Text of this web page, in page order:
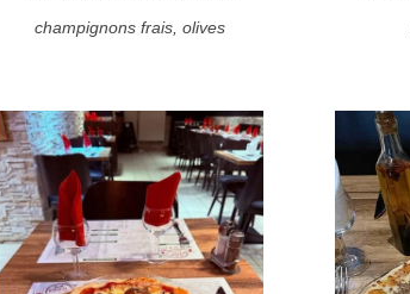
champignons frais, olives